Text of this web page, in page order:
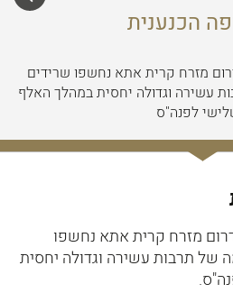
הכנענית
מזרח קרית אתא נחשפו שרידים
עשירה וגדולה יחסית במהלך האלף
לפנה"ס
מזרח קרית אתא נחשפו
של תרבות עשירה וגדולה יחסית